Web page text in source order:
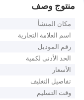
منتوج وصف
مكان المنشأ
اسم العلامة التجارية
رقم الموديل
الحد الأدنى لكمية
الأسعار
تفاصيل التغليف
وقت التسليم